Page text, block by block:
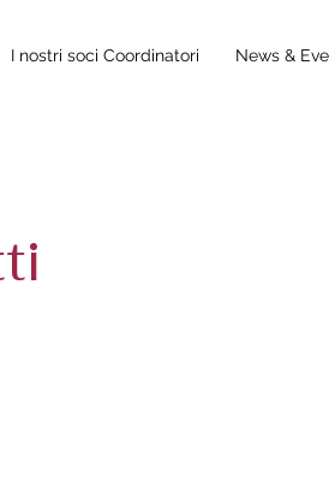
I nostri soci Coordinatori News &